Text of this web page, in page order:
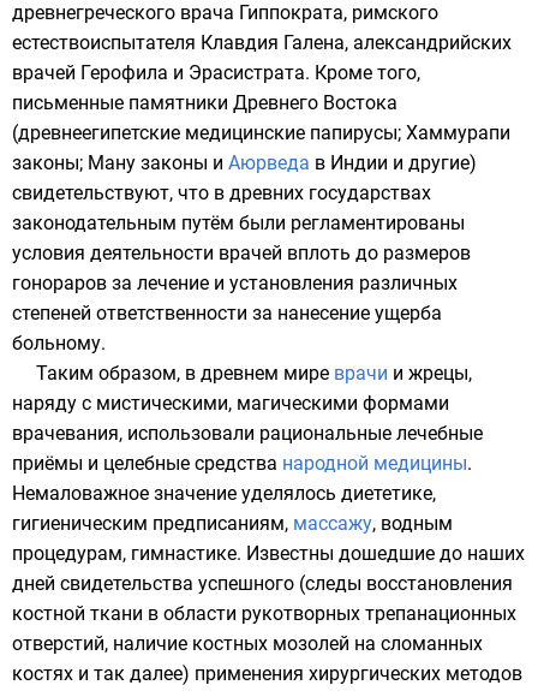
древнегреческого врача Гиппократа, римского
естествоиспытателя Клавдия Галена, александрийских
врачей Герофила и Эрасистрата. Кроме того,
письменные памятники Древнего Востока
(древнеегипетские медицинские папирусы; Хаммурапи
законы; Ману законы и Аюрведа в Индии и другие)
свидетельствуют, что в древних государствах
законодательным путём были регламентированы
условия деятельности врачей вплоть до размеров
гонораров за лечение и установления различных
степеней ответственности за нанесение ущерба
больному.
Таким образом, в древнем мире врачи и жрецы,
наряду с мистическими, магическими формами
врачевания, использовали рациональные лечебные
приёмы и целебные средства народной медицины.
Немаловажное значение уделялось диететике,
гигиеническим предписаниям, массажу, водным
процедурам, гимнастике. Известны дошедшие до наших
дней свидетельства успешного (следы восстановления
костной ткани в области рукотворных трепанационных
отверстий, наличие костных мозолей на сломанных
костях и так далее) применения хирургических методов